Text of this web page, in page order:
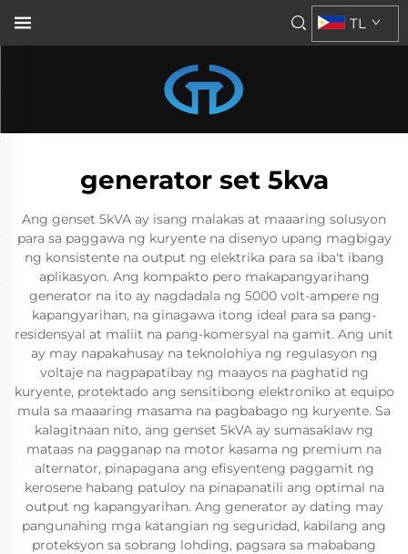
TL
generator set 5kva
Ang genset 5kVA ay isang malakas at maaaring solusyon
para sa paggawa ng kuryente na disenyo upang magbigay
ng konsistente na output ng elektrika para sa iba't ibang
aplikasyon. Ang kompakto pero makapangyarihang
generator na ito ay nagdadala ng 5000 volt-ampere ng
kapangyarihan, na ginagawa itong ideal para sa pang-
residensyal at maliit na pang-komersyal na gamit. Ang unit
ay may napakahusay na teknolohiya ng regulasyon ng
voltaje na nagpapatibay ng maayos na paghatid ng
kuryente, protektado ang sensitibong elektroniko at equipo
mula sa maaaring masama na pagbabago ng kuryente. Sa
kalagitnaan nito, ang genset 5kVA ay sumasaklaw ng
mataas na pagganap na motor kasama ng premium na
alternator, pinapagana ang efisyenteng paggamit ng
kerosene habang patuloy na pinapanatili ang optimal na
output ng kapangyarihan. Ang generator ay dating may
pangunahing mga katangian ng seguridad, kabilang ang
proteksyon sa sobrang lohding, pagsara sa mababang